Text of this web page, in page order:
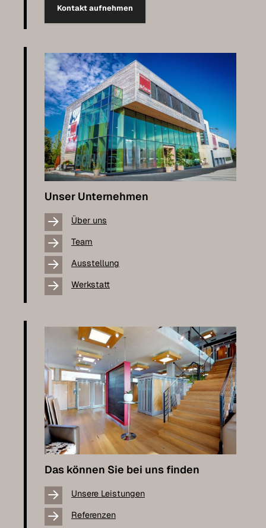
Kontakt aufnehmen
Unser Unternehmen
Über uns
Team
Ausstellung
Werkstatt
Das können Sie bei uns finden
Unsere Leistungen
Referenzen